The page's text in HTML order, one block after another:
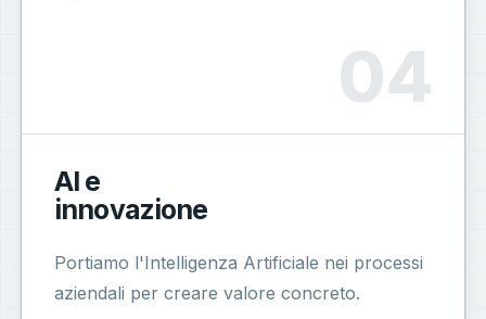
AI e
innovazione
Portiamo l'Intelligenza Artificiale nei processi
aziendali per creare valore concreto.